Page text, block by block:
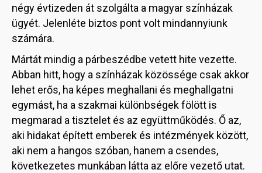
négy évtizeden át szolgálta a magyar színházak
ügyét. Jelenléte biztos pont volt mindannyiunk
számára.
Mártát mindig a párbeszédbe vetett hite vezette.
Abban hitt, hogy a színházak közössége csak akkor
lehet erős, ha képes meghallani és meghallgatni
egymást, ha a szakmai különbségek fölött is
megmarad a tisztelet és az együttműködés. Ő az,
aki hidakat épített emberek és intézmények között,
aki nem a hangos szóban, hanem a csendes,
következetes munkában látta az előre vezető utat.